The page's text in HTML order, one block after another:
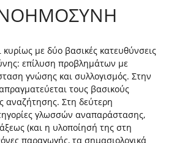
με δύο βασικές κατευθύνσεις
επίλυση προβλημάτων με
γνώσης και συλλογισμός. Στην
τους βασικούς
αναζήτησης. Στη δεύτερη
γλωσσών αναπαράστασης,
(και η υλοποίησή της στη
παραγωγής, τα σημασιολογικά